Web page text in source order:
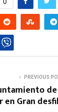
PREVIOUS
Gran